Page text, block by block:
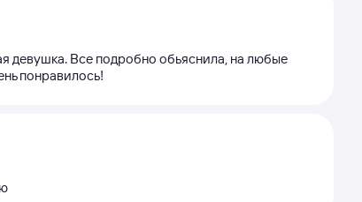
девушка. Все подробно обьяснила, на любые
понравилось!